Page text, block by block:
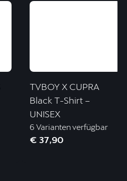
TVBOY X CUPRA
Black T-Shirt –
UNISEX
6 Varianten verfügbar
€ 37,90